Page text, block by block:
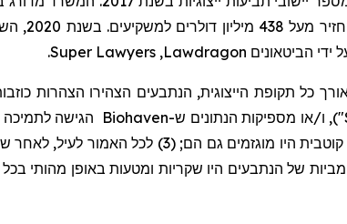
מעל438 מיליון דולרים למשקיעים. בשנת 2020, השותף המייסד לורנס רוזן הוכרז על ידי חברת
ידי הביטאונים Lawdragon
,
Super Lawyers
.
תקופת הייצוגית, הנתבעים הצהירו הצהרות כוזבות ומטעות ו/או לא
ש-Biohaven הגישה לתמיכה
של הנתבעים היו שקריות ומטעות באופן מהותי